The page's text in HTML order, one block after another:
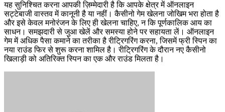
यह सुनिश्चित करना आपकी ज़िम्मेदारी है कि आपके क्षेत्र में ऑनलाइन
सट्टेबाजी वास्तव में कानूनी है या नहीं। कैसीनो गेम खेलना जोखिम भरा होता है
और इसे केवल मनोरंजन के लिए ही खेलना चाहिए, न कि पूर्णकालिक आय का
साधन। समझदारी से जुआ खेलें और समस्या होने पर सहायता लें। ऑनलाइन
गेम में अधिक पैसा कमाने का तरीका है रीट्रिगरिंग करना, जिसमें फ्री स्पिन का
नया राउंड फिर से शुरू करना शामिल है। रीट्रिगरिंग के दौरान नए कैसीनो
खिलाड़ी को अतिरिक्त स्पिन का एक और राउंड मिलता है।